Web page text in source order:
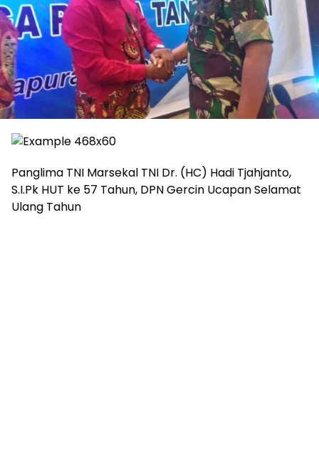
Panglima TNI Marsekal TNI Dr. (HC) Hadi Tjahjanto,
S.I.Pk HUT ke 57 Tahun, DPN Gercin Ucapan Selamat
Ulang Tahun